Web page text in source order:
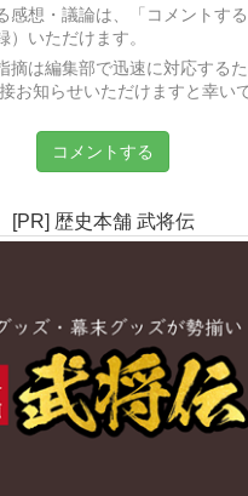
感想・議論は、「コメントす
）いただけます。
は編集部で迅速に対応するた
お知らせいただけますと幸いで
コメントする
[PR] 歴史本舗 武将伝